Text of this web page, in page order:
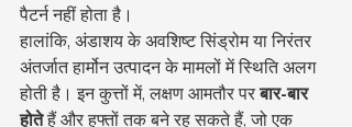
पैटर्न नहीं होता है।
हालांकि, अंडाशय के अवशिष्ट सिंड्रोम या निरंतर
अंतर्जात हार्मोन उत्पादन के मामलों में स्थिति अलग
होती है। इन कुत्तों में, लक्षण आमतौर पर बार-बार
होते हैं और हफ्तों तक बने रह सकते हैं, जो एक